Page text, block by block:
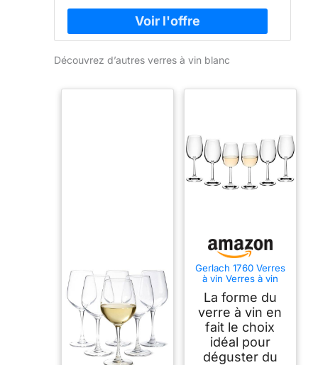
Découvrez d’autres verres à vin blanc
Gerlach 1760 Verres
à vin Verres à vin
verres à vin blanc
280 ml Verre à vin
en cristal Passe au
lave-vaisselle Débit
La forme du
verre à vin en
fait le choix
idéal pour
déguster du